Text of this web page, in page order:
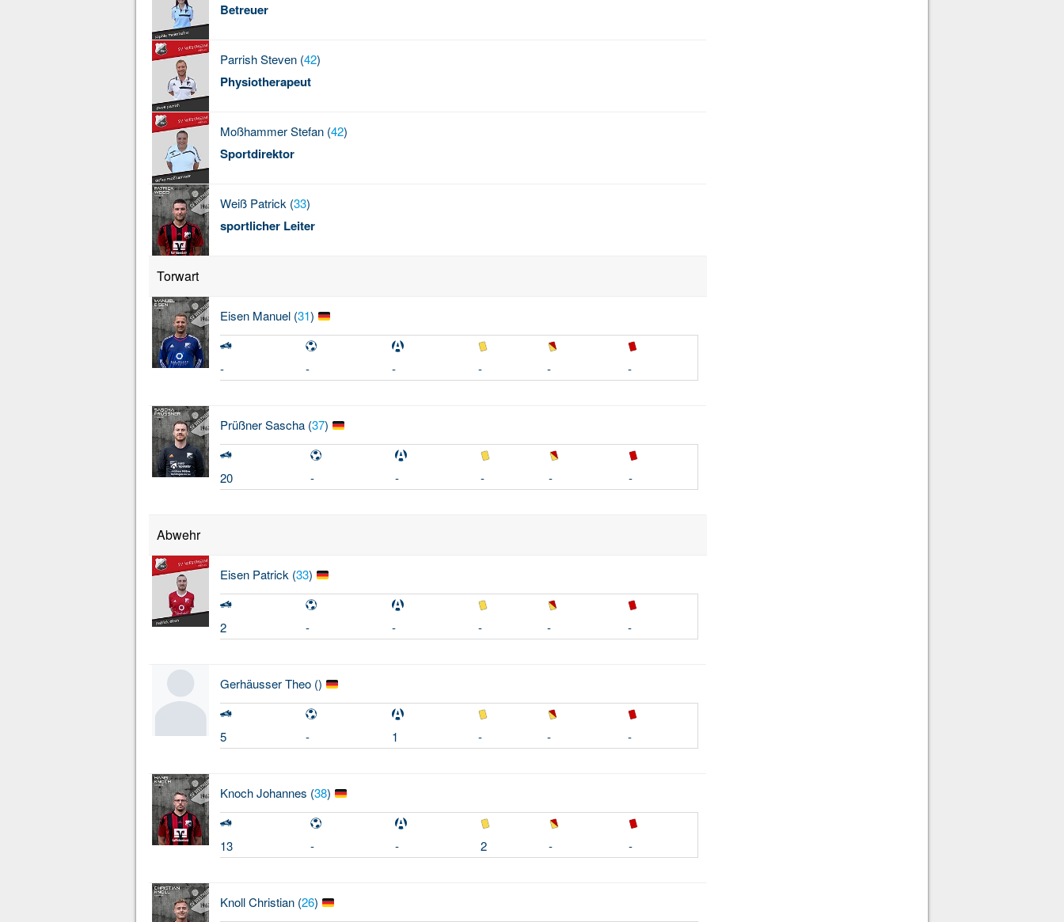
Betreuer
ParrishSteven (42)
Physiotherapeut
MoßhammerStefan (42)
Sportdirektor
WeißPatrick (33)
sportlicher Leiter
Torwart
EisenManuel (31)
- - - - - -
PrüßnerSascha (37)
20 - - - - -
Abwehr
EisenPatrick (33)
2 - - - - -
GerhäusserTheo ()
5 - 1 - - -
KnochJohannes (38)
13 - - 2 - -
KnollChristian (26)